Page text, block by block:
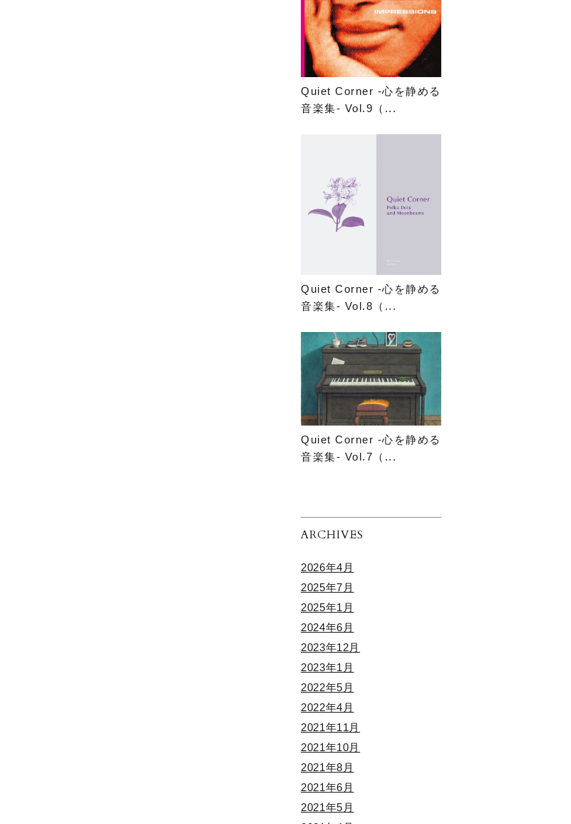
Quiet Corner -心を静める
音楽集- Vol.9（...
Quiet Corner -心を静める
音楽集- Vol.8（...
Quiet Corner -心を静める
音楽集- Vol.7（...
ARCHIVES
2026年4月
2025年7月
2025年1月
2024年6月
2023年12月
2023年1月
2022年5月
2022年4月
2021年11月
2021年10月
2021年8月
2021年6月
2021年5月